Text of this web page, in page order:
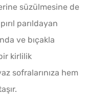
süzülmesine de
parıldayan
ve bıçakla
kirlilik
sofralarınıza hem